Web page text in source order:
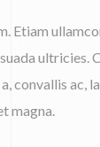
Etiam
convallis ac,
magna.